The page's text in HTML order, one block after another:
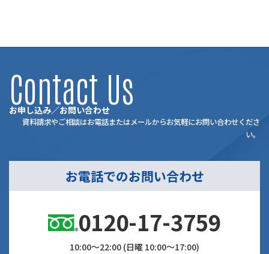
お申し込み／お問い合わせ
Contact Us
資料請求やご相談はお電話またはメールからお気軽にお問い合わせくださ
い。
お電話でのお問い合わせ
0120-17-3759
10:00～22:00 (日曜 10:00～17:00)